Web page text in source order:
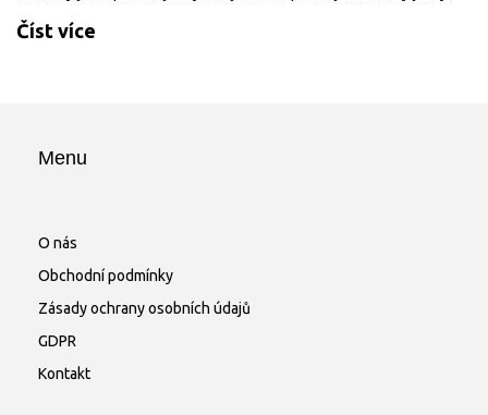
Číst více
Menu
O nás
Obchodní podmínky
Zásady ochrany osobních údajů
GDPR
Kontakt